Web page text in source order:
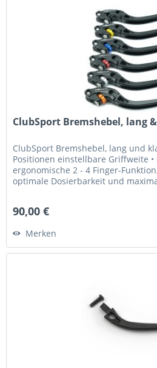
ClubSport Bremshebel, lang
ClubSport Bremshebel, lang und
Positionen einstellbare Griffweite
ergonomische 2 - 4 Finger-
optimale Dosierbarkeit und
90,00 €
Merken